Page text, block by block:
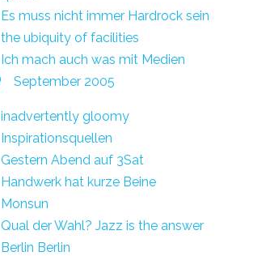
Es muss nicht immer Hardrock sein
the ubiquity of facilities
Ich mach auch was mit Medien
September 2005
inadvertently gloomy
Inspirationsquellen
Gestern Abend auf 3Sat
Handwerk hat kurze Beine
Monsun
Qual der Wahl? Jazz is the answer
Berlin Berlin